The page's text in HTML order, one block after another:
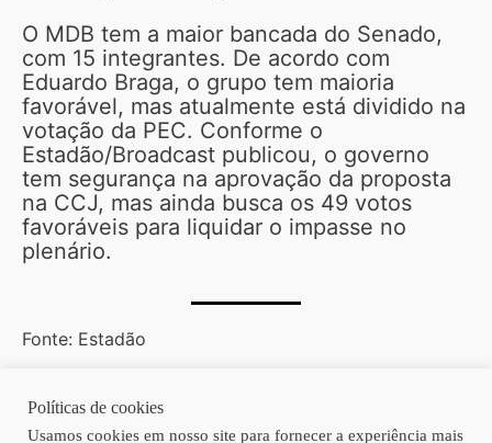
O MDB tem a maior bancada do Senado,
com 15 integrantes. De acordo com
Eduardo Braga, o grupo tem maioria
favorável, mas atualmente está dividido na
votação da PEC. Conforme o
Estadão/Broadcast publicou, o governo
tem segurança na aprovação da proposta
na CCJ, mas ainda busca os 49 votos
favoráveis para liquidar o impasse no
plenário.
Fonte: Estadão
Copyright © 2026 | Homero Costa Advogados
Políticas de cookies
Usamos cookies em nosso site para fornecer a experiência mais